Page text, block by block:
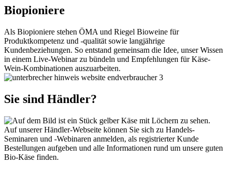
Biopioniere
Als Biopioniere stehen ÖMA und Riegel Bioweine für
Produktkompetenz und -qualität sowie langjährige
Kundenbeziehungen. So entstand gemeinsam die Idee, unser Wissen
in einem Live-Webinar zu bündeln und Empfehlungen für Käse-
Wein-Kombinationen auszuarbeiten.
Sie sind Händler?
Auf unserer Händler-Webseite können Sie sich zu Handels-
Seminaren und -Webinaren anmelden, als registrierter Kunde
Bestellungen aufgeben und alle Informationen rund um unsere guten
Bio-Käse finden.